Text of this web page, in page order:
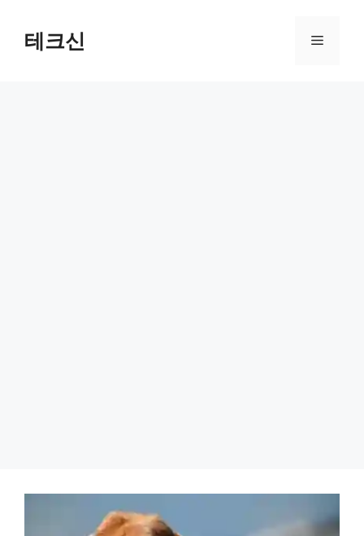
테크신 메